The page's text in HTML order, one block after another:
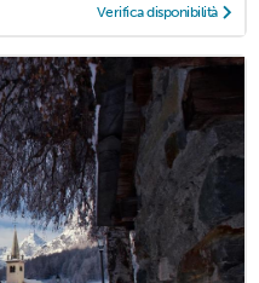
Verifica disponibilità